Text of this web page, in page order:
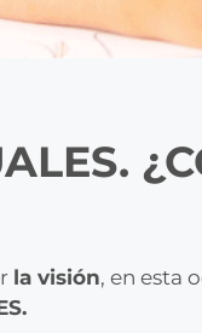
la visión, en esta